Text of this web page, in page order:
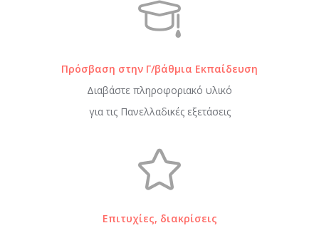
Πρόσβαση στην Γ/βάθμια Εκπαίδευση
Διαβάστε πληροφοριακό υλικό
για τις Πανελλαδικές εξετάσεις
Επιτυχίες, διακρίσεις